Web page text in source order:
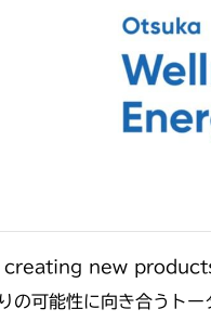
new products
の可能性に向き合うト